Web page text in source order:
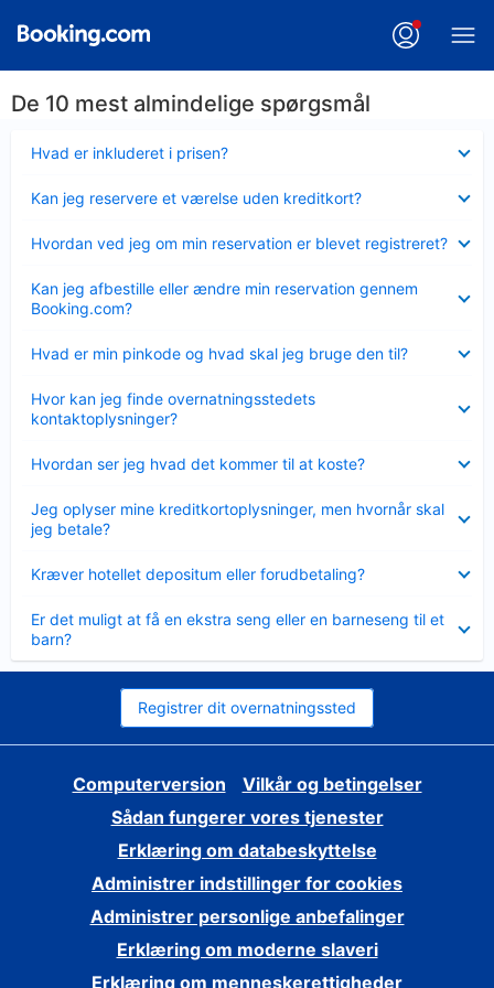
De 10 mest almindelige spørgsmål
Hvad er inkluderet i prisen?
Kan jeg reservere et værelse uden kreditkort?
Hvordan ved jeg om min reservation er blevet registreret?
Kan jeg afbestille eller ændre min reservation gennem
Booking.com?
Hvad er min pinkode og hvad skal jeg bruge den til?
Hvor kan jeg finde overnatningsstedets
kontaktoplysninger?
Hvordan ser jeg hvad det kommer til at koste?
Jeg oplyser mine kreditkortoplysninger, men hvornår skal
jeg betale?
Kræver hotellet depositum eller forudbetaling?
Er det muligt at få en ekstra seng eller en barneseng til et
barn?
Registrer dit overnatningssted
Computerversion
Vilkår og betingelser
Sådan fungerer vores tjenester
Erklæring om databeskyttelse
Administrer indstillinger for cookies
Administrer personlige anbefalinger
Erklæring om moderne slaveri
Erklæring om menneskerettigheder